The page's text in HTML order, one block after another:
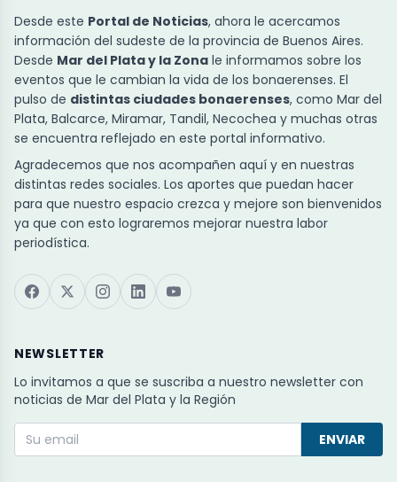
Desde este Portal de Noticias, ahora le acercamos
información del sudeste de la provincia de Buenos Aires.
Desde Mar del Plata y la Zona le informamos sobre los
eventos que le cambian la vida de los bonaerenses. El
pulso de distintas ciudades bonaerenses, como Mar del
Plata, Balcarce, Miramar, Tandil, Necochea y muchas otras
se encuentra reflejado en este portal informativo.
Agradecemos que nos acompañen aquí y en nuestras
distintas redes sociales. Los aportes que puedan hacer
para que nuestro espacio crezca y mejore son bienvenidos
ya que con esto lograremos mejorar nuestra labor
periodística.
NEWSLETTER
Lo invitamos a que se suscriba a nuestro newsletter con
noticias de Mar del Plata y la Región
ENVIAR